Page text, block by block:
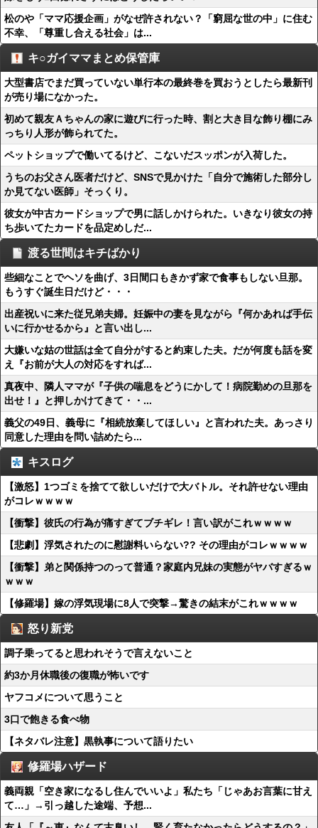
松のや「ママ応援企画」がなぜ許されない？「窮屈な世の中」に住む
不幸、「尊重し合える社会」は...
キ○ガイママまとめ保管庫
大型書店でまだ買っていない単行本の最終巻を買おうとしたら最新刊
が売り場になかった。
初めて親友Ａちゃんの家に遊びに行った時、割と大き目な飾り棚にみ
っちり人形が飾られてた。
ペットショップで働いてるけど、こないだスッポンが入荷した。
うちのお父さん医者だけど、SNSで見かけた「自分で施術した部分し
か見てない医師」そっくり。
彼女が中古カードショップで男に話しかけられた。いきなり彼女の持
ち歩いてたカードを品定めしだ...
渡る世間はキチばかり
些細なことでヘソを曲げ、3日間口もきかず家で食事もしない旦那。
もうすぐ誕生日だけど・・・
出産祝いに来た従兄弟夫婦。妊娠中の妻を見ながら『何かあれば手伝
いに行かせるから』と言い出し...
大嫌いな姑の世話は全て自分がすると約束した夫。だが何度も話を変
え『お前が大人の対応をすれば...
真夜中、隣人ママが『子供の喘息をどうにかして！病院勤めの旦那を
出せ！』と押しかけてきて・・...
義父の49日、義母に『相続放棄してほしい』と言われた夫。あっさり
同意した理由を問い詰めたら...
キスログ
【激怒】1つゴミを捨てて欲しいだけで大バトル。それ許せない理由
がコレｗｗｗｗ
【衝撃】彼氏の行為が痛すぎてブチギレ！言い訳がこれｗｗｗｗ
【悲劇】浮気されたのに慰謝料いらない?? その理由がコレｗｗｗｗ
【衝撃】弟と関係持つのって普通？家庭内兄妹の実態がヤバすぎるｗ
ｗｗｗ
【修羅場】嫁の浮気現場に8人で突撃→驚きの結末がこれｗｗｗｗ
怒り新党
調子乗ってると思われそうで言えないこと
約3か月休職後の復職が怖いです
ヤフコメについて思うこと
3口で飽きる食べ物
【ネタバレ注意】黒執事について語りたい
修羅場ハザード
義両親「空き家になるし住んでいいよ」私たち「じゃあお言葉に甘え
て…」→引っ越した途端、予想...